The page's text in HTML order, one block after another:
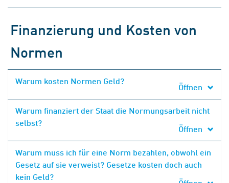
Finanzierung und Kosten von
Normen
Warum kosten Normen Geld?
Öffnen
Warum finanziert der Staat die Normungsarbeit nicht
selbst?
Öffnen
Warum muss ich für eine Norm bezahlen, obwohl ein
Gesetz auf sie verweist? Gesetze kosten doch auch
kein Geld?